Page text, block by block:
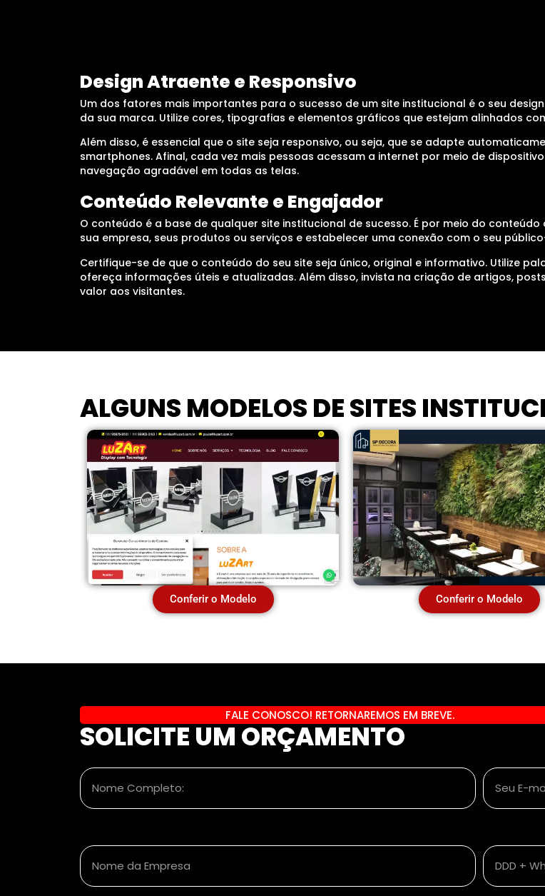
Design Atraente e Responsivo
Um dos fatores mais importantes para o sucesso de um site institucional é o seu
da sua marca. Utilize cores, tipografias e elementos gráficos que estejam alinhados
Além disso, é essencial que o site seja responsivo, ou seja, que se adapte
smartphones. Afinal, cada vez mais pessoas acessam a internet por meio de
navegação agradável em todas as telas.
Conteúdo Relevante e Engajador
O conteúdo é a base de qualquer site institucional de sucesso. É por meio do
sua empresa, seus produtos ou serviços e estabelecer uma conexão com o seu
Certifique-se de que o conteúdo do seu site seja único, original e informativo. Utilize
ofereça informações úteis e atualizadas. Além disso, invista na criação de artigos,
valor aos visitantes.
ALGUNS MODELOS DE SITES
Conferir o Modelo Conferir o Modelo
FALE CONOSCO! RETORNAREMOS EM BREVE.
SOLICITE UM ORÇAMENTO